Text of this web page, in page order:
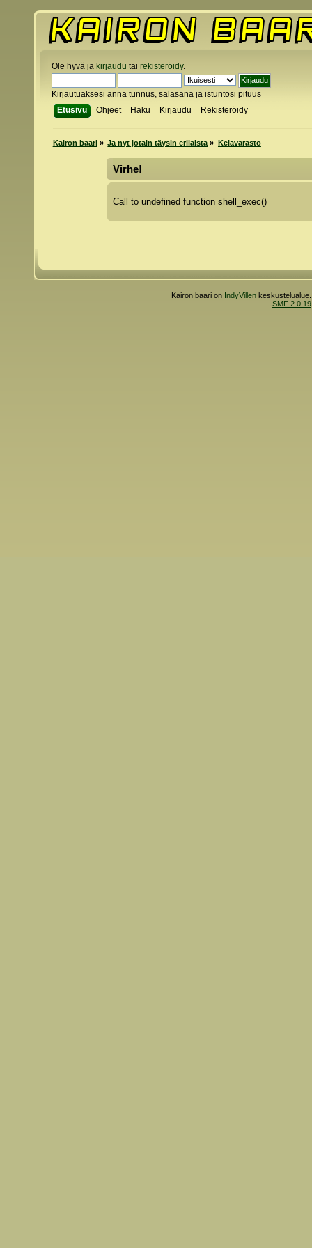
Ole hyvä ja kirjaudu tai rekisteröidy.
Kirjautuaksesi anna tunnus, salasana ja istuntosi pituus
Etusivu
Ohjeet Haku Kirjaudu Rekisteröidy
Kairon baari» Ja nyt jotain täysin erilaista » Kelavarasto
Virhe!
Call to undefined function shell_exec()
Kairon baari on IndyVillen
SMF 2.0.19